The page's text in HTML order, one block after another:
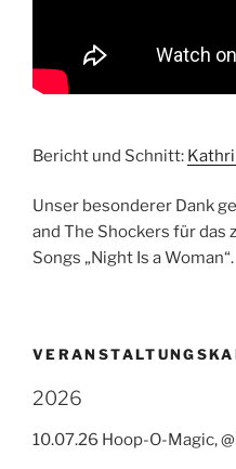
Bericht und Schnitt:
Unser besonderer Dank
and The Shockers für das
Songs „Night Is a Woman“.
2026
10.07.26 Hoop-O-Magic,